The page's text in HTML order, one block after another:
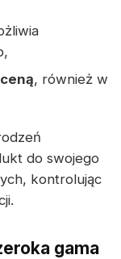
, również w
do swojego
kontrolując
gama